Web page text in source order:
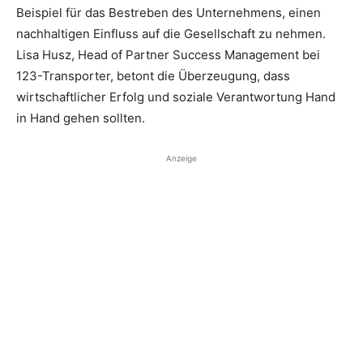
Beispiel für das Bestreben des Unternehmens, einen
nachhaltigen Einfluss auf die Gesellschaft zu nehmen.
Lisa Husz, Head of Partner Success Management bei
123-Transporter, betont die Überzeugung, dass
wirtschaftlicher Erfolg und soziale Verantwortung Hand
in Hand gehen sollten.
Anzeige